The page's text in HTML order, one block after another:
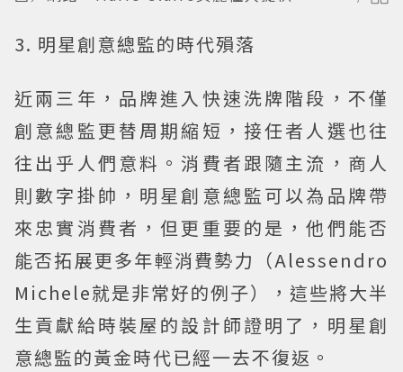
3. 明星創意總監的時代殞落
近兩三年，品牌進入快速洗牌階段，不僅
創意總監更替周期縮短，接任者人選也往
往出乎人們意料。消費者跟隨主流，商人
則數字掛帥，明星創意總監可以為品牌帶
來忠實消費者，但更重要的是，他們能否
能否拓展更多年輕消費勢力（Alessendro
Michele就是非常好的例子），這些將大半
生貢獻給時裝屋的設計師證明了，明星創
意總監的黃金時代已經一去不復返。